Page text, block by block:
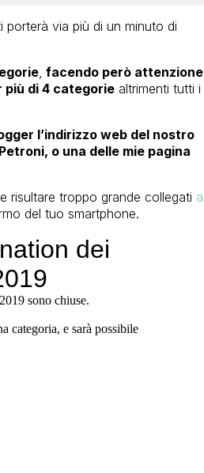
via più di un minuto di
, facendo però attenzione
più di 4 categoriealtrimenti tutti i
l’indirizzo web del nostro
o una delle mie pagina
risultare troppo grande collegati a
del tuo smartphone.